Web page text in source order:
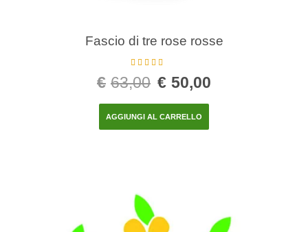
Fascio di tre rose rosse
su 5
€ 63,00 € 50,00
AGGIUNGI AL CARRELLO